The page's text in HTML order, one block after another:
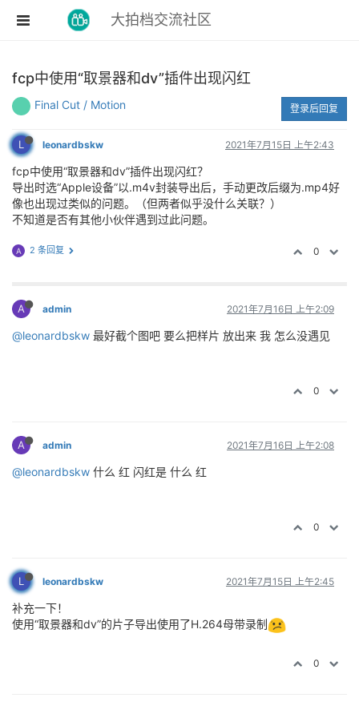
大拍档交流社区
fcp中使用“取景器和dv”插件出现闪红
Final Cut / Motion 登录后回复
L leonardbskw 2021年7月15日 上午2:43
fcp中使用“取景器和dv”插件出现闪红？
导出时选“Apple设备”以.m4v封装导出后，手动更改后缀为.mp4好
像也出现过类似的问题。（但两者似乎没什么关联？）
不知道是否有其他小伙伴遇到过此问题。
A 2 条回复 0
A admin 2021年7月16日 上午2:09
@leonardbskw 最好截个图吧 要么把样片 放出来 我 怎么没遇见
0
A admin 2021年7月16日 上午2:08
@leonardbskw 什么 红 闪红是 什么 红
0
L leonardbskw 2021年7月15日 上午2:45
补充一下！
使用“取景器和dv”的片子导出使用了H.264母带录制
0